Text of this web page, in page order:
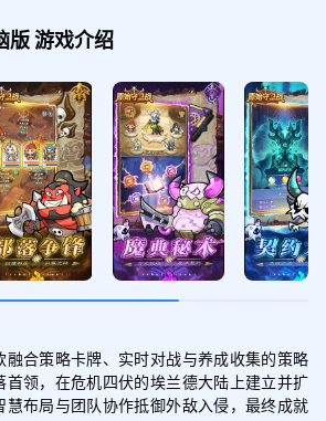
版游戏介绍
融合策略卡牌、实时对战与养成收集的策略
领，在危机四伏的埃兰德大陆上建立并扩
慧布局与团队协作抵御外敌入侵，最终成就